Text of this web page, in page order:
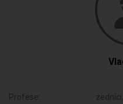
Profese: